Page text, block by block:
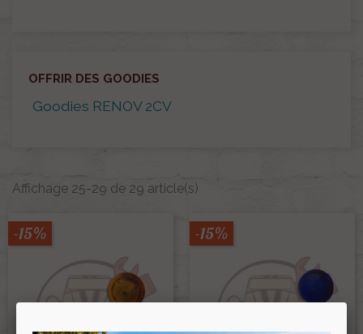
OFFRIR DES GOODIES
Goodies RENOV 2CV
Affichage 25-29 de 29 article(s)
-15% -15%